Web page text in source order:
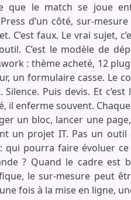
que le match se joue
d’un côté, sur-
C’est faux. Le vrai sujet,
C’est le modèle de
: thème acheté, 12
un formulaire casse. Le
Silence. Puis devis. Et
il enferme souvent.
un bloc, lancer une
un projet IT. Pas un outil
: qui pourra faire évoluer
? Quand le cadre est
le sur-mesure peut
fois à la mise en ligne,